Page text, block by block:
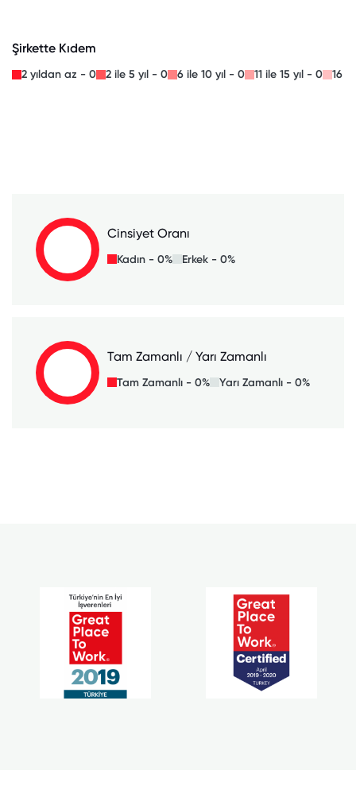
Şirkette Kıdem
2 yıldan az - 0 2 ile 5 yıl - 0 6 ile 10 yıl - 0 11 ile 15 yıl - 0 16
Cinsiyet Oranı
Kadın - 0% Erkek - 0%
Tam Zamanlı / Yarı Zamanlı
Tam Zamanlı - 0% Yarı Zamanlı - 0%